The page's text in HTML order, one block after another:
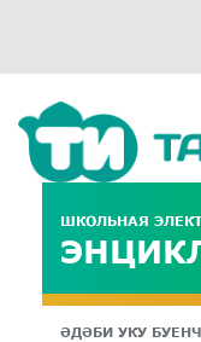
ШКОЛЬНАЯ
ӘДӘБИ УКУ